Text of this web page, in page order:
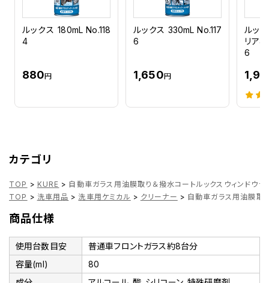
ルックス 180mL No.118
4
880円
ルックス 330mL No.117
6
1,650円
ルッ
リア&
6
カテゴリ
TOP > KURE > 自動車ガラス用油膜取り＆撥水コートルックスウィンドウ
TOP > 洗車用品 > 洗車用ケミカル > クリーナー > 自動車ガラス用油膜取
商品仕様
使用台数目安
普通車フロントガラス約8台分
容量(ml)
80